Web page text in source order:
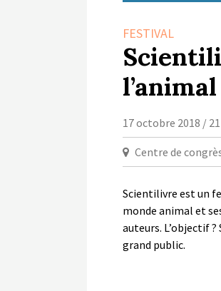
FESTIVAL
l’animal
17 octobre 2018 /
Centre de
Scientilivre est un
monde animal et
auteurs. L’objectif
grand public.